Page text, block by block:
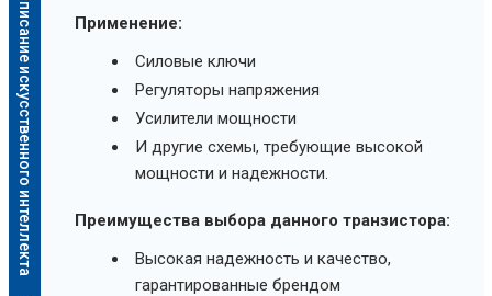
Описание искусственного интеллекта
Применение:
Силовые ключи
Регуляторы напряжения
Усилители мощности
И другие схемы, требующие высокой
мощности и надежности.
Преимущества выбора данного транзистора:
Высокая надежность и качество,
гарантированные брендом